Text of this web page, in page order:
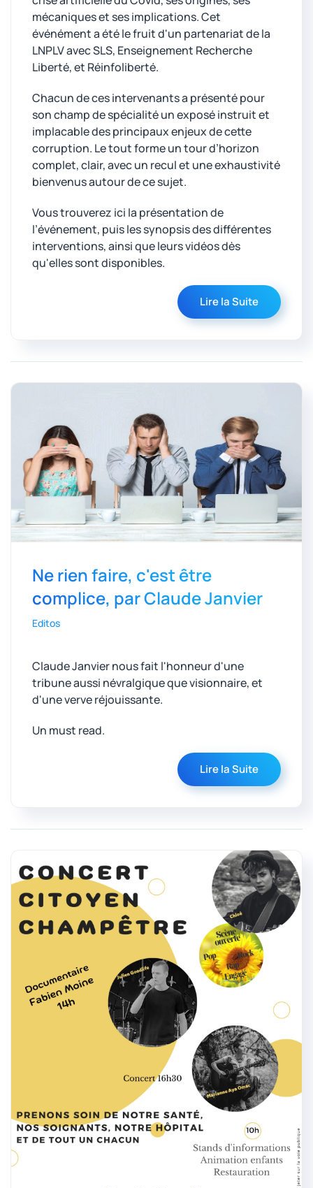
mécaniques et ses implications. Cet
événément a été le fruit d'un partenariat de la
LNPLV avec SLS, Enseignement Recherche
Liberté, et Réinfoliberté.
Chacun de ces intervenants a présenté pour
son champ de spécialité un exposé instruit et
implacable des principaux enjeux de cette
corruption. Le tout forme un tour d’horizon
complet, clair, avec un recul et une exhaustivité
bienvenus autour de ce sujet.
Vous trouverez ici la présentation de
l’événement, puis les synopsis des différentes
interventions, ainsi que leurs vidéos dès
qu'elles sont disponibles.
Lire la Suite
Ne rien faire, c'est être
complice, par Claude Janvier
Editos
Claude Janvier nous fait l'honneur d'une
tribune aussi névralgique que visionnaire, et
d'une verve réjouissante.
Un must read.
Lire la Suite